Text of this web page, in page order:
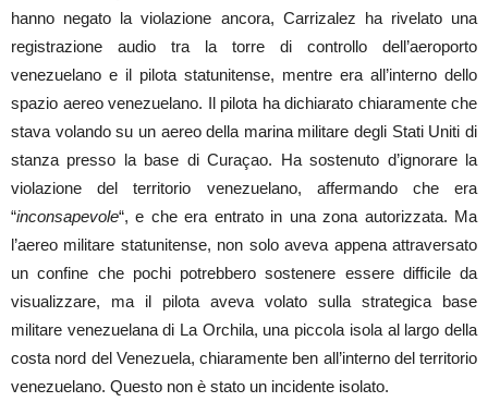
hanno negato la violazione ancora, Carrizalez ha rivelato una
registrazione audio tra la torre di controllo dell’aeroporto
venezuelano e il pilota statunitense, mentre era all’interno dello
spazio aereo venezuelano. Il pilota ha dichiarato chiaramente che
stava volando su un aereo della marina militare degli Stati Uniti di
stanza presso la base di Curaçao. Ha sostenuto d’ignorare la
violazione del territorio venezuelano, affermando che era
“inconsapevole“, e che era entrato in una zona autorizzata. Ma
l’aereo militare statunitense, non solo aveva appena attraversato
un confine che pochi potrebbero sostenere essere difficile da
visualizzare, ma il pilota aveva volato sulla strategica base
militare venezuelana di La Orchila, una piccola isola al largo della
costa nord del Venezuela, chiaramente ben all’interno del territorio
venezuelano. Questo non è stato un incidente isolato.